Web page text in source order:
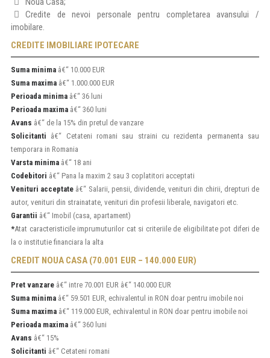
Credite de nevoi personale pentru completarea avansului /
imobilare.
CREDITE IMOBILIARE IPOTECARE
Suma minima â€“ 10.000 EUR
Suma maxima â€“ 1.000.000 EUR
Perioada minima â€“ 36 luni
Perioada maxima â€“ 360 luni
Avans â€“ de la 15% din pretul de vanzare
Solicitanti â€“ Cetateni romani sau straini cu rezidenta permanenta sau
temporara in Romania
Varsta minima â€“ 18 ani
Codebitori â€“ Pana la maxim 2 sau 3 coplatitori acceptati
Venituri acceptate â€“ Salarii, pensii, dividende, venituri din chirii, drepturi de
autor, venituri din strainatate, venituri din profesii liberale, navigatori etc.
Garantii â€“ Imobil (casa, apartament)
*Atat caracteristicile imprumuturilor cat si criteriile de eligibilitate pot diferi de
la o institutie financiara la alta
CREDIT NOUA CASA (70.001 EUR – 140.000 EUR)
Pret vanzare â€“ intre 70.001 EUR â€“ 140.000 EUR
Suma minima â€“ 59.501 EUR, echivalentul in RON doar pentru imobile noi
Suma maxima â€“ 119.000 EUR, echivalentul in RON doar pentru imobile noi
Perioada maxima â€“ 360 luni
Avans â€“ 15%
Solicitanti â€“ Cetateni romani